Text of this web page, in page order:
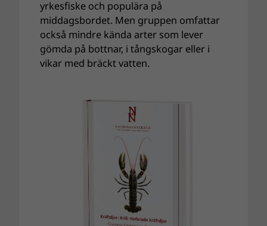
yrkesfiske och populära på
middagsbordet. Men gruppen omfattar
också mindre kända arter som lever
gömda på bottnar, i tångskogar eller i
vikar med bräckt vatten.